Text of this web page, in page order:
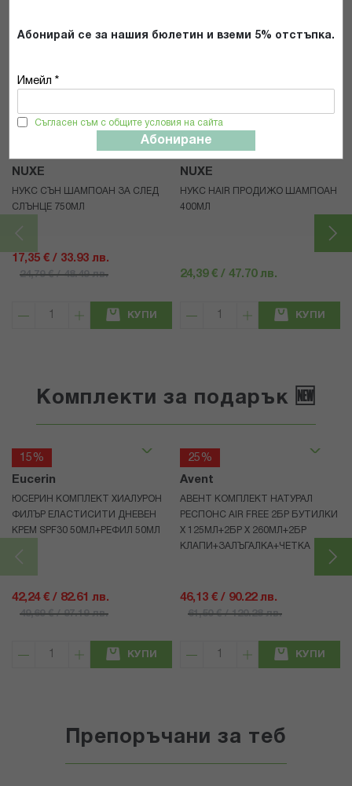
Абонирай се за нашия бюлетин и вземи 5% отстъпка.
Имейл *
Съгласен съм с общите условия на сайта
Абониране
Популярни в тази категория
NUXE
НУКС СЪН ШАМПОАН ЗА СЛЕД
СЛЪНЦЕ 750МЛ
17,35 € / 33.93 лв.
24,79 € / 48.49 лв.
КУПИ
NUXE
НУКС HAIR ПРОДИЖО ШАМПОАН
400МЛ
24,39 € / 47.70 лв.
КУПИ
Комплекти за подарък 🆕
15%
Eucerin
ЮСЕРИН КОМПЛЕКТ ХИАЛУРОН
ФИЛЪР ЕЛАСТИСИТИ ДНЕВЕН
КРЕМ SPF30 50МЛ+РЕФИЛ 50МЛ
42,24 € / 82.61 лв.
49,69 € / 97.19 лв.
КУПИ
25%
Avent
АВЕНТ КОМПЛЕКТ НАТУРАЛ
РЕСПОНС AIR FREE 2БР БУТИЛКИ
Х 125МЛ+2БР Х 260МЛ+2БР
КЛАПИ+ЗАЛЪГАЛКА+ЧЕТКА
46,13 € / 90.22 лв.
61,50 € / 120.28 лв.
КУПИ
Препоръчани за теб